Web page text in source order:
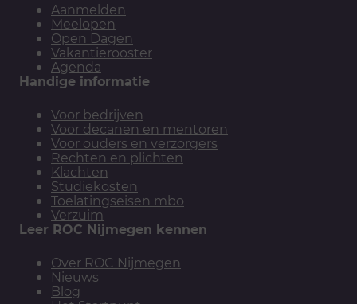
Aanmelden
Meelopen
Open Dagen
Vakantierooster
Agenda
Handige informatie
Voor bedrijven
Voor decanen en mentoren
Voor ouders en verzorgers
Rechten en plichten
Klachten
Studiekosten
Toelatingseisen mbo
Verzuim
Leer ROC Nijmegen kennen
Over ROC Nijmegen
Nieuws
Blog